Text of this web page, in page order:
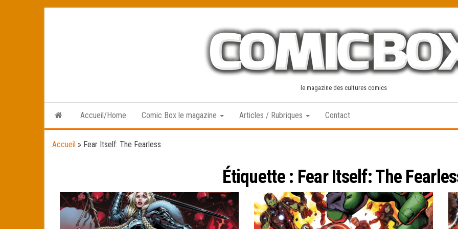
le magazine des cultures comics
Accueil/Home Comic Box le magazine Articles / Rubriques Contact
Accueil » Fear Itself: The Fearless
Étiquette : Fear Itself: The